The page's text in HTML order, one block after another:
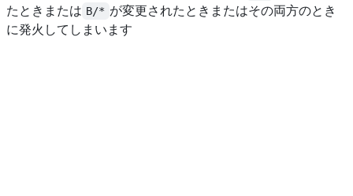
たときまたは B/* が変更されたときまたはその両方のとき
に発火してしまいます